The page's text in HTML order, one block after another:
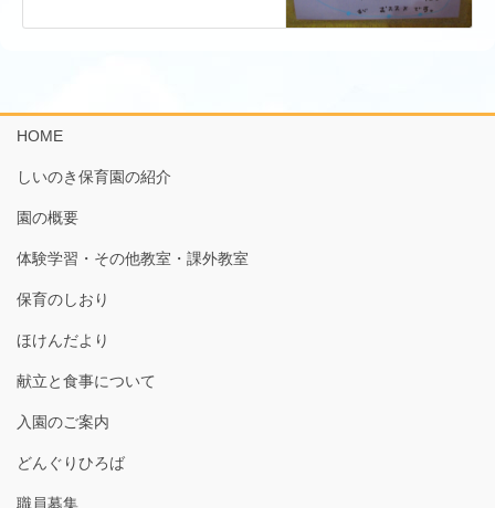
HOME
しいのき保育園の紹介
園の概要
体験学習・その他教室・課外教室
保育のしおり
ほけんだより
献立と食事について
入園のご案内
どんぐりひろば
職員募集